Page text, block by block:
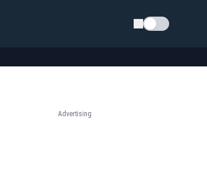
Schimba tema
Advertising